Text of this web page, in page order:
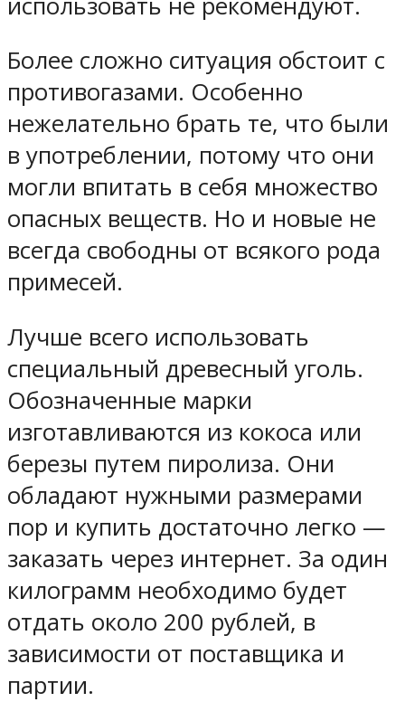
Более сложно ситуация обстоит с
противогазами. Особенно
нежелательно брать те, что были
в употреблении, потому что они
могли впитать в себя множество
опасных веществ. Но и новые не
всегда свободны от всякого рода
примесей.
Лучше всего использовать
специальный древесный уголь.
Обозначенные марки
изготавливаются из кокоса или
березы путем пиролиза. Они
обладают нужными размерами
пор и купить достаточно легко —
заказать через интернет. За один
килограмм необходимо будет
отдать около 200 рублей, в
зависимости от поставщика и
партии.